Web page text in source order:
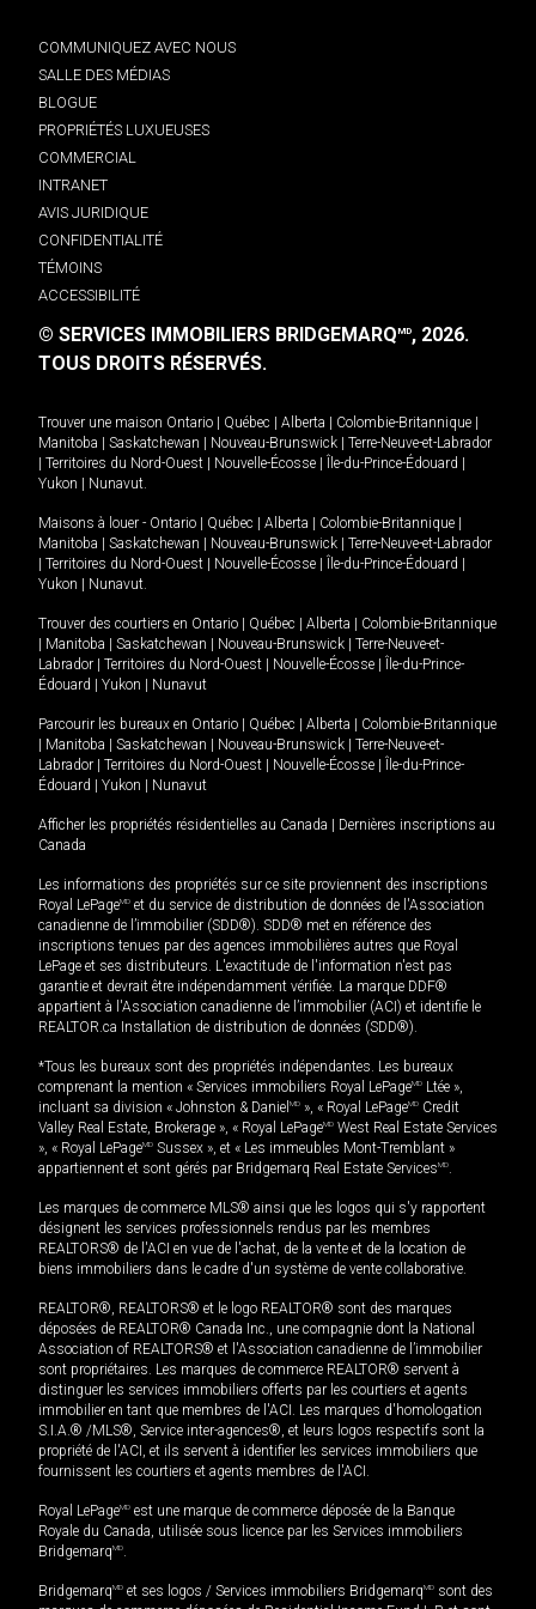
COMMUNIQUEZ AVEC NOUS
SALLE DES MÉDIAS
BLOGUE
PROPRIÉTÉS LUXUEUSES
COMMERCIAL
INTRANET
AVIS JURIDIQUE
CONFIDENTIALITÉ
TÉMOINS
ACCESSIBILITÉ
© SERVICES IMMOBILIERS BRIDGEMARQMD, 2026.
TOUS DROITS RÉSERVÉS.
Trouver une maison Ontario Québec Alberta Colombie-Britannique
Manitoba
Saskatchewan Nouveau-Brunswick
Terre-Neuve-et-Labrador
Territoires du Nord-Ouest Nouvelle-Écosse Île-du-Prince-Édouard
Yukon
Nunavut.
Maisons à louer - Ontario Québec Alberta Colombie-Britannique
Manitoba
Saskatchewan Nouveau-Brunswick
Terre-Neuve-et-Labrador
Territoires du Nord-Ouest Nouvelle-Écosse Île-du-Prince-Édouard
Yukon
Nunavut.
Trouver des courtiers en Ontario Québec Alberta
Colombie-Britannique
Manitoba Saskatchewan Nouveau-Brunswick
Terre-Neuve-et-
Labrador
Territoires du Nord-Ouest Nouvelle-Écosse
Île-du-Prince-
Édouard
Yukon Nunavut
Parcourir les bureaux en Ontario Québec Alberta
Colombie-Britannique
Manitoba Saskatchewan Nouveau-Brunswick
Terre-Neuve-et-
Labrador
Territoires du Nord-Ouest Nouvelle-Écosse
Île-du-Prince-
Édouard
Yukon Nunavut
Afficher les propriétés résidentielles au Canada
Dernières inscriptions au
Canada
Les informations des propriétés sur ce site proviennent des inscriptions
Royal LePageMD et du service de distribution de données de l'Association
canadienne de l’immobilier (SDD®). SDD® met en référence des
inscriptions tenues par des agences immobilières autres que Royal
LePage et ses distributeurs. L'exactitude de l'information n'est pas
garantie et devrait être indépendamment vérifiée. La marque DDF®
appartient à l'Association canadienne de l’immobilier (ACI) et identifie le
REALTOR.ca Installation de distribution de données (SDD®).
*Tous les bureaux sont des propriétés indépendantes. Les bureaux
comprenant la mention « Services immobiliers Royal LePageMD Ltée »,
incluant sa division « Johnston & Daniel MD », « Royal LePageMD Credit
Valley Real Estate, Brokerage », « Royal LePageMD West Real Estate Services
», « Royal LePageMD Sussex », et « Les immeubles Mont-Tremblant »
appartiennent et sont gérés par Bridgemarq Real Estate ServicesMD.
Les marques de commerce MLS® ainsi que les logos qui s'y rapportent
désignent les services professionnels rendus par les membres
REALTORS® de l'ACI en vue de l'achat, de la vente et de la location de
biens immobiliers dans le cadre d'un système de vente collaborative.
REALTOR®, REALTORS® et le logo REALTOR® sont des marques
déposées de REALTOR® Canada Inc., une compagnie dont la National
Association of REALTORS® et l'Association canadienne de l’immobilier
sont propriétaires. Les marques de commerce REALTOR® servent à
distinguer les services immobiliers offerts par les courtiers et agents
immobilier en tant que membres de l'ACI. Les marques d'homologation
S.I.A.® /MLS®, Service inter-agences®, et leurs logos respectifs sont la
propriété de l'ACI, et ils servent à identifier les services immobiliers que
fournissent les courtiers et agents membres de l'ACI.
Royal LePageMD est une marque de commerce déposée de la Banque
Royale du Canada, utilisée sous licence par les Services immobiliers
BridgemarqMD.
BridgemarqMD et ses logos / Services immobiliers BridgemarqMD sont des